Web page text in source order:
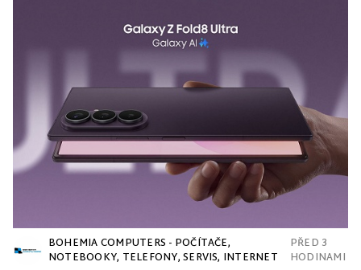
BOHEMIA COMPUTERS - POČÍTAČE,
NOTEBOOKY, TELEFONY, SERVIS, INTERNET
PŘED 3
HODINAMI